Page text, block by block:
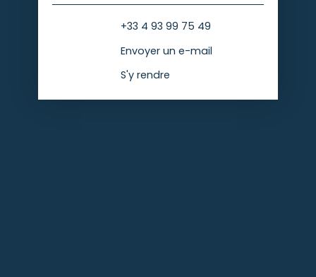
+33 4 93 99 75 49
Envoyer un e-mail
S'y rendre